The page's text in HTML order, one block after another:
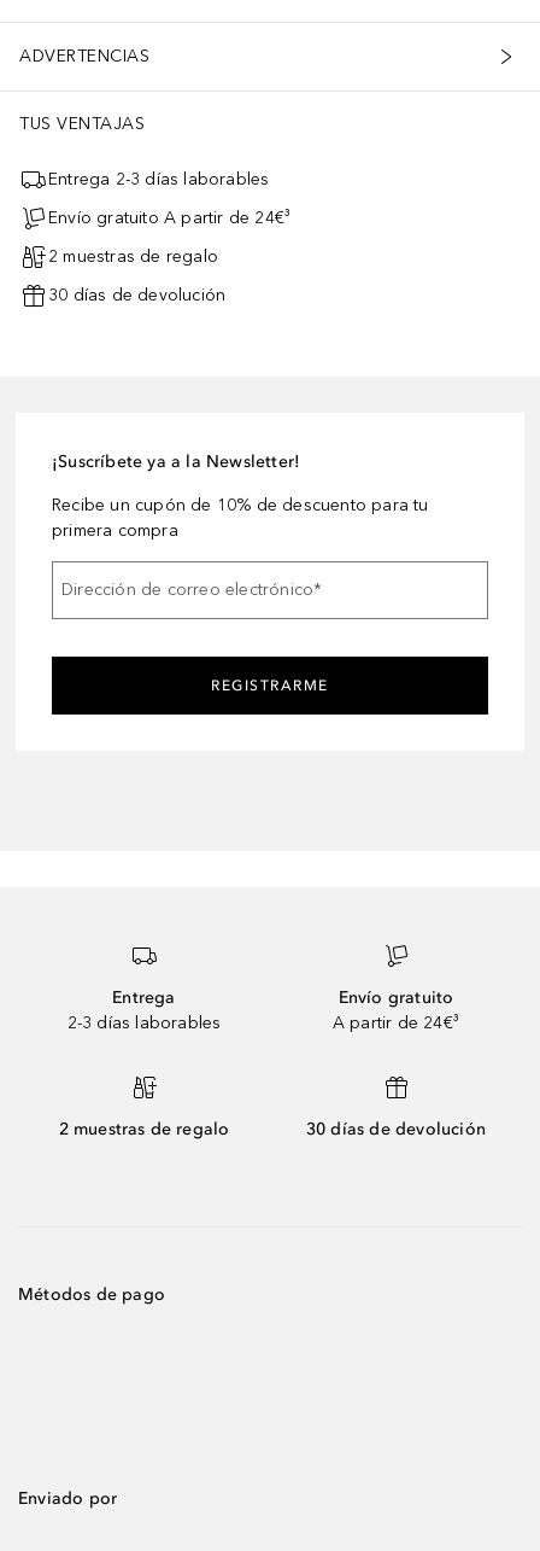
ADVERTENCIAS
TUS VENTAJAS
Entrega 2-3 días laborables
Envío gratuito A partir de 24€³
2 muestras de regalo
30 días de devolución
¡Suscríbete ya a la Newsletter!
Recibe un cupón de 10% de descuento para tu
primera compra
Dirección de correo electrónico*
REGISTRARME
Entrega
2-3 días laborables
Envío gratuito
A partir de 24€³
2 muestras de regalo 30 días de devolución
Métodos de pago
Enviado por